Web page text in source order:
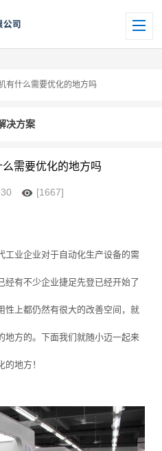
有什么需要优化的地方吗
决方案
需要优化的地方吗
[1667]
业企业对于自动化生产设备的需
经有不少企业捷足先登已经开始了
性上都仍然有很大的改善空间，就
地方的。下面我们就随小迈一起来
地方！